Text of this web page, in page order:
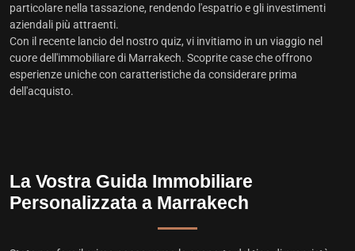
particolare nella tassazione, rendendo l'espatrio e gli investimenti
aziendali più attraenti.
Con il recente lancio del nostro quiz, vi invitiamo in un viaggio nel
cuore dell'immobiliare di Marrakech. Scoprite case che offrono
esperienze uniche con caratteristiche da considerare prima
dell'acquisto.
La Vostra Guida Immobiliare
Personalizzata a Marrakech